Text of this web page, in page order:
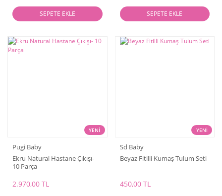
SEPETE EKLE SEPETE EKLE
YENİ
Pugi Baby
Ekru Natural Hastane Çıkışı-
10 Parça
2.970,00 TL
YENİ
Sd Baby
Beyaz Fitilli Kumaş Tulum Seti
450,00 TL